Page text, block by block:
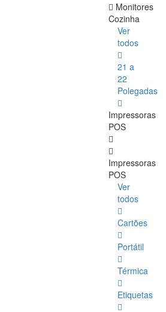
Monitores
Cozinha
Ver
todos
21 a
22
Polegadas
Impressoras
POS
Impressoras
POS
Ver
todos
Cartões
Portátil
Térmica
Etiquetas